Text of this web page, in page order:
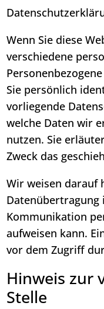
Wenn Sie diese
verschiedene
Sie persönlich
vorliegende
welche Daten wir
nutzen. Sie
Zweck das
Wir weisen darauf
Datenübertragung
Kommunikation
aufweisen kann.
vor dem Zugriff
Hinweis zur
Stelle